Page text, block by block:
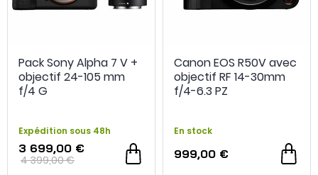
Pack Sony Alpha 7 V +
objectif 24-105 mm
f/4 G
Expédition sous 48h
3 699,00 €
4 399,00 €
Canon EOS R50V avec
objectif RF 14-30mm
f/4-6.3 PZ
En stock
999,00 €